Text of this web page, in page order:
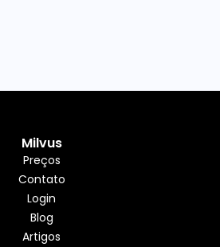
Milvus
Preços
Contato
Login
Blog
Artigos